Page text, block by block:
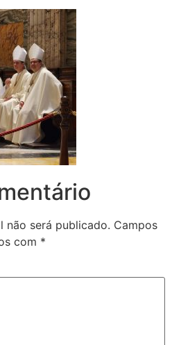
não será publicado. Campos
com *